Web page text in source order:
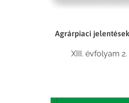
Agrárpiaci
XIII. évfolyam